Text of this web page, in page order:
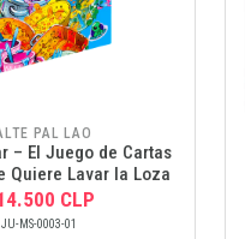
PAL LAO
– El Juego de Cartas
Quiere Lavar la Loza
CLP
JU-MS-0003-01